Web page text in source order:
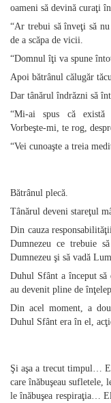
oameni să devină curaţi
“Ar trebui să înveţi să
de a scăpa de vicii.
“Domnul îţi va spune
Apoi bătrânul călugăr
Dar tânărul îndrăzni să
“Mi‑ai spus că
Vorbeşte‑mi, te rog,
“Vei cunoaşte a treia
Bătrânul plecă.
Tânărul deveni stareţul
Din cauza
Dumnezeu ce trebuie
Dumnezeu şi să vadă
Duhul Sfânt a început
au devenit pline de
Din acel moment, a
Duhul Sfânt era în el,
Şi aşa a trecut timpul…
care înăbuşeau sufletele,
le înăbuşea respiraţia…